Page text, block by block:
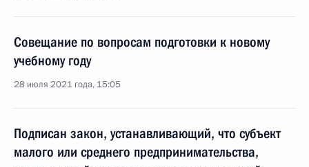
Совещание по вопросам подготовки к новому
учебному году
28 июля 2021 года, 15:05
Подписан закон, устанавливающий, что субъект
малого или среднего предпринимательства,